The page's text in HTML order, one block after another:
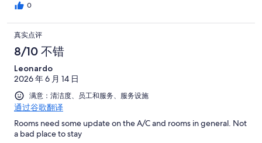
0
真实点评
8/10 不错
Leonardo
2026 年 6 月 14 日
满意：清洁度、员工和服务、服务设施
通过谷歌翻译
Rooms need some update on the A/C and rooms in general. Not
a bad place to stay